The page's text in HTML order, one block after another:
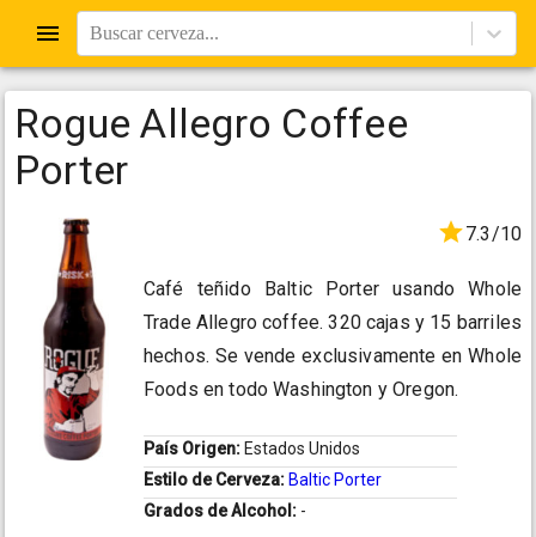
Buscar cerveza...
Rogue Allegro Coffee
Porter
7.3/10
Café teñido Baltic Porter usando Whole
Trade Allegro coffee. 320 cajas y 15 barriles
hechos. Se vende exclusivamente en Whole
Foods en todo Washington y Oregon.
País Origen: Estados Unidos
Estilo de Cerveza: Baltic Porter
Grados de Alcohol: -